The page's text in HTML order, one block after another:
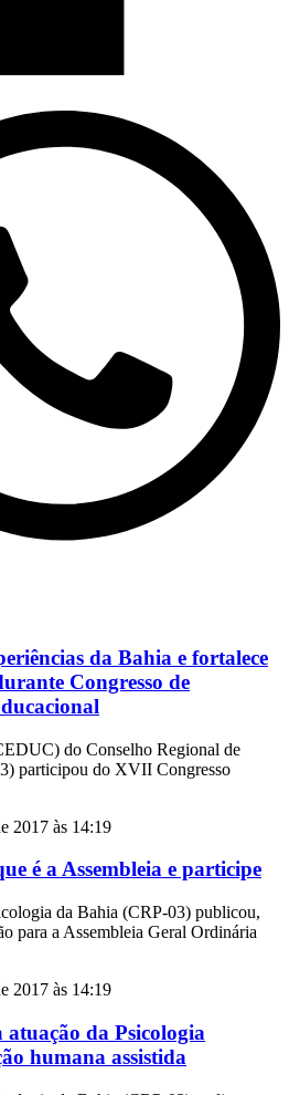
da Bahia e fortalece
Congresso de
do Conselho Regional de
participou do XVII Congresso
2017 às 14:19
é a Assembleia e participe
da Bahia (CRP-03) publicou,
para a Assembleia Geral Ordinária
2017 às 14:19
atuação da Psicologia
humana assistida